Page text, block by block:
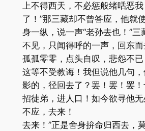
上不得西天，不必惩般绪咶恶
了！”那三藏却不曾答应，他就
身一纵，说一声“老孙去也！”三
不见，只闻得呼的一声，回东
孤孤零零，点头自叹，悲怨不已
这等不受教诲！我但说他几句
影的，径回去了？罢！罢！罢
招徒弟，进人口！如今欲寻他
不应，去来！
去来！”正是舍身拚命归西去，